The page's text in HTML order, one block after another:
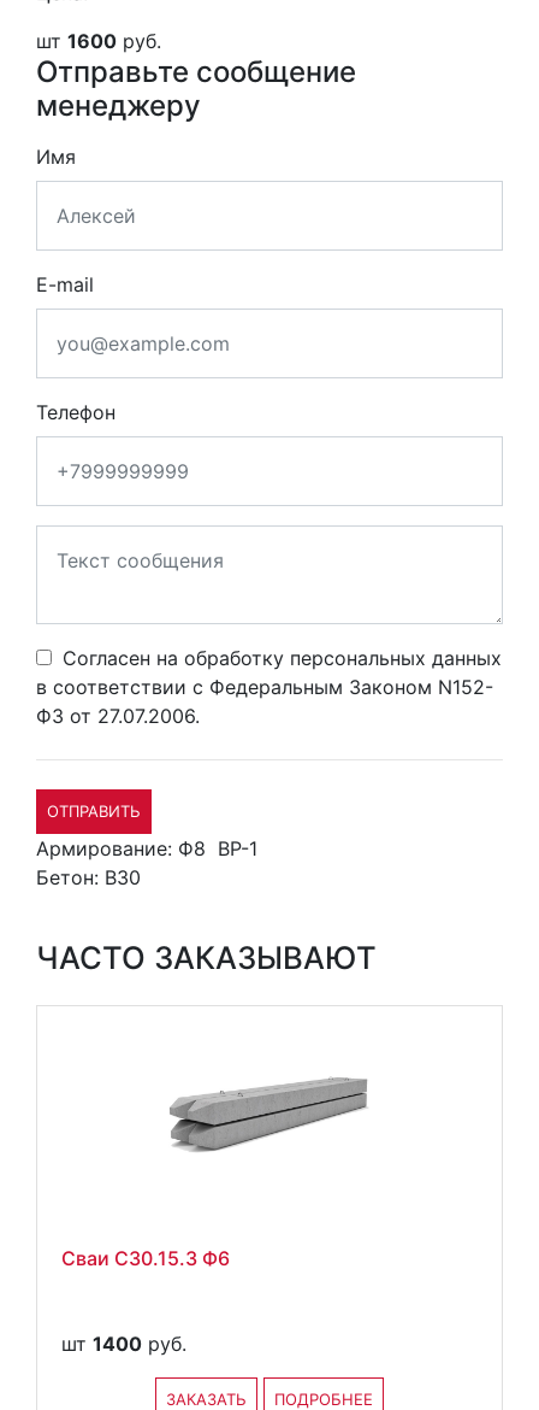
шт 1600 руб.
Отправьте сообщение
менеджеру
Имя
E-mail
Телефон
Согласен на обработку персональных данных
в соответствии с Федеральным Законом N152-
ФЗ от 27.07.2006.
ОТПРАВИТЬ
Армирование: Ф8 ВР-1
Бетон: В30
ЧАСТО ЗАКАЗЫВАЮТ
Сваи С30.15.3 Ф6
шт 1400 руб.
ЗАКАЗАТЬ ПОДРОБНЕЕ